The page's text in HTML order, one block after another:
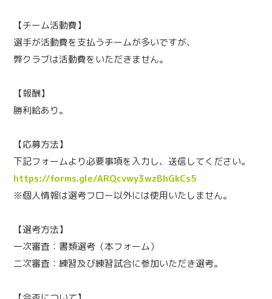
【チーム活動費】
選手が活動費を支払うチームが多いですが、
弊クラブは活動費をいただきません。
【報酬】
勝利給あり。
【応募方法】
下記フォームより必要事項を入力し、送信してください。
https://forms.gle/ARQcvwy3wzBhGkCs5
※個人情報は選考フロー以外には使用いたしません。
【選考方法】
一次審査：書類選考（本フォーム）
二次審査：練習及び練習試合に参加いただき選考。